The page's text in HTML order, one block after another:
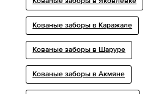
Кованые заборы в Яковлевке
Кованые заборы в Каражале
Кованые заборы в Шаруре
Кованые заборы в Акмяне